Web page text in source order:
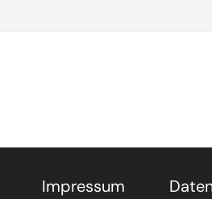
Impressum